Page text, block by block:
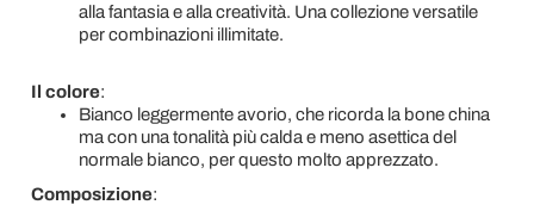
alla fantasia e alla creatività. Una collezione versatile
per combinazioni illimitate.
Il colore:
Bianco leggermente avorio, che ricorda la bone china
ma con una tonalità più calda e meno asettica del
normale bianco, per questo molto apprezzato.
Composizione: